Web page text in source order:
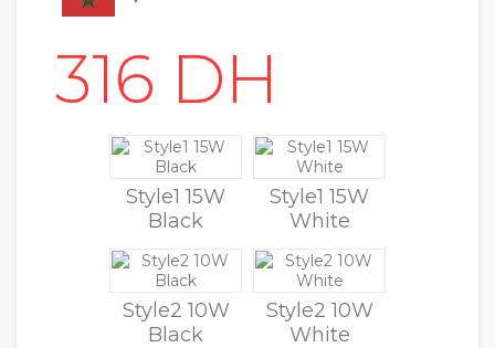
Style1 15W
Black
Style1 15W
White
Style2 10W
Black
Style2 10W
White